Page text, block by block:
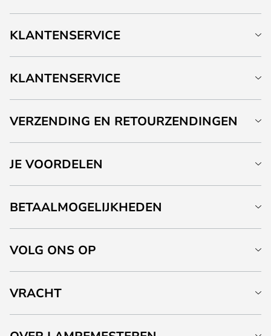
KLANTENSERVICE
KLANTENSERVICE
VERZENDING EN RETOURZENDINGEN
JE VOORDELEN
BETAALMOGELIJKHEDEN
VOLG ONS OP
VRACHT